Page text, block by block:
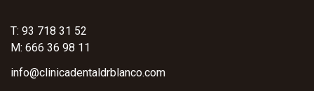
T: 93 718 31 52
M: 666 36 98 11
info@clinicadentaldrblanco.com